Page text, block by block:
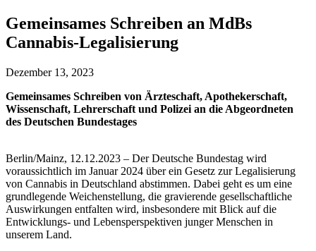
Gemeinsames Schreiben an MdBs
Cannabis-Legalisierung
Dezember 13, 2023
Gemeinsames Schreiben von Ärzteschaft, Apothekerschaft,
Wissenschaft, Lehrerschaft und Polizei an die Abgeordneten
des Deutschen Bundestages
Berlin/Mainz, 12.12.2023 – Der Deutsche Bundestag wird
voraussichtlich im Januar 2024 über ein Gesetz zur Legalisierung
von Cannabis in Deutschland abstimmen. Dabei geht es um eine
grundlegende Weichenstellung, die gravierende gesellschaftliche
Auswirkungen entfalten wird, insbesondere mit Blick auf die
Entwicklungs- und Lebensperspektiven junger Menschen in
unserem Land.